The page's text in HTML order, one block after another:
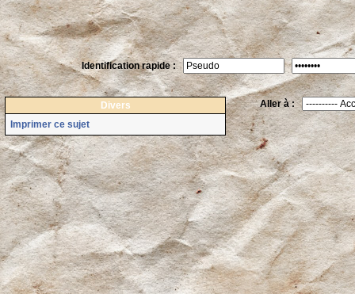
Identification rapide :
Divers
Imprimer ce sujet
Aller à :